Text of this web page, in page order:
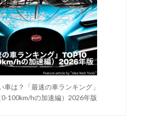
車は？「最速の車ランキング」
100km/hの加速編）2026年版